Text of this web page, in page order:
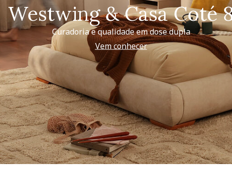
Westwing & Casa Coté
Curadoria e qualidade em dose dupla
Vem conhecer